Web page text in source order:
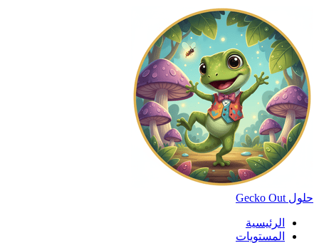
حلول Gecko Out
الرئيسية
المستويات